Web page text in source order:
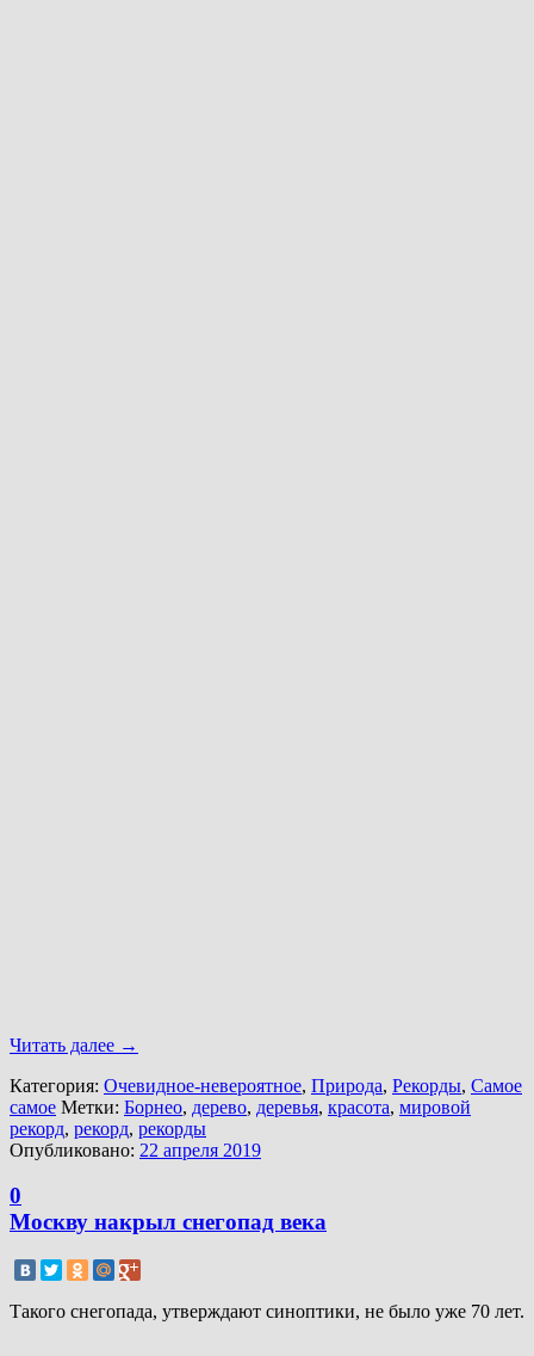
Читать далее →
Категория: Очевидное-невероятное, Природа, Рекорды, Самое
самое Метки: Борнео, дерево, деревья, красота, мировой
рекорд, рекорд, рекорды
Опубликовано: 22 апреля 2019
0
Москву накрыл снегопад века
Такого снегопада, утверждают синоптики, не было уже 70 лет.